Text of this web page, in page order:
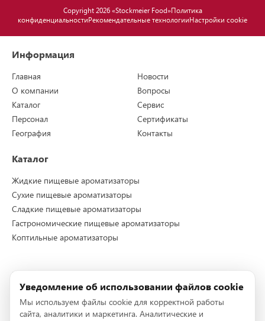
Copyright 2026 «Stockmeier Food»Политика
конфиденциальностиРекомендательные технологииНастройки cookie
Информация
Главная
О компании
Каталог
Персонал
География
Новости
Вопросы
Сервис
Сертификаты
Контакты
Каталог
Жидкие пищевые ароматизаторы
Сухие пищевые ароматизаторы
Сладкие пищевые ароматизаторы
Гастрономические пищевые ароматизаторы
Коптильные ароматизаторы
Контакты
Телефон:
+7 (495) 228-72-96
Телефон: +7 (495) 228-72-95
Уведомление об использовании файлов cookie
Мы используем файлы cookie для корректной работы
сайта, аналитики и маркетинга. Аналитические и